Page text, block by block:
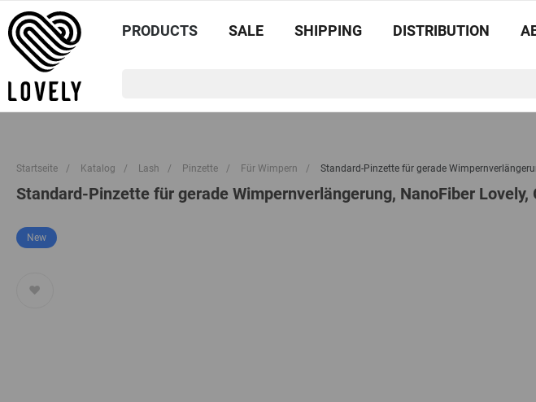
PRODUCTS SALE SHIPPING DISTRIBUTION
Startseite / Katalog / Lash / Pinzette / Für Wimpern / Standard-Pinzette für gerade
Standard-Pinzette für gerade Wimpernverlängerung, NanoFiber
New